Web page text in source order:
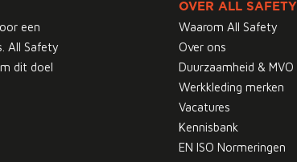
een
All Safety
dit doel
OVER ALL SAFETY
Waarom All Safety
Over ons
Duurzaamheid & MVO
Werkkleding merken
Vacatures
Kennisbank
EN ISO Normeringen